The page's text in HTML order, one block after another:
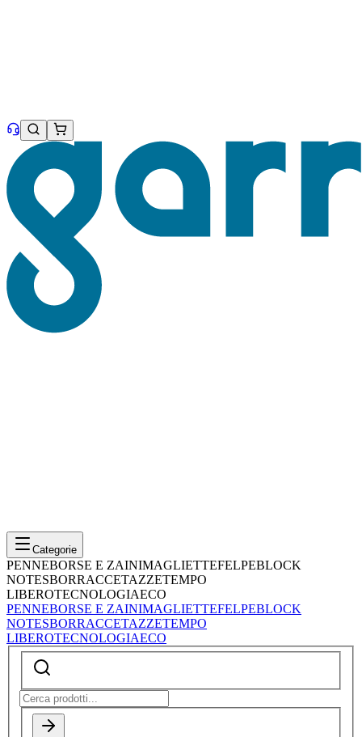
Categorie
PENNEBORSE E ZAINIMAGLIETTEFELPEBLOCK
NOTESBORRACCETAZZETEMPO
LIBEROTECNOLOGIAECO
PENNEBORSE E ZAINIMAGLIETTEFELPEBLOCK
NOTESBORRACCETAZZETEMPO
LIBEROTECNOLOGIAECO